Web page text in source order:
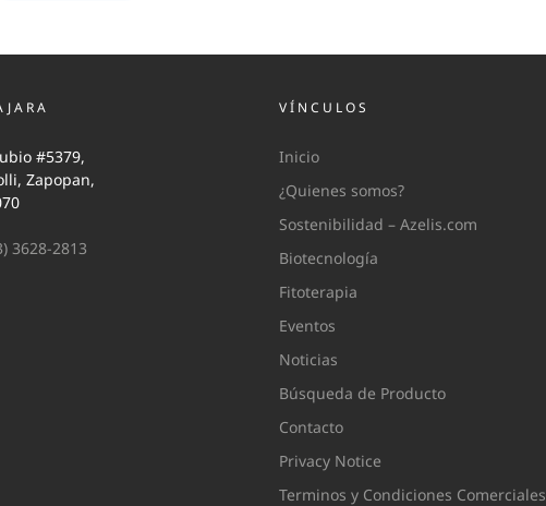
#5379,
Zapopan,
3628-2813
VÍNCULOS
Inicio
¿Quienes somos?
Sostenibilidad – Azelis.com
Biotecnología
Fitoterapia
Eventos
Noticias
Búsqueda de Producto
Contacto
Privacy Notice
Terminos y Condiciones Comerciales